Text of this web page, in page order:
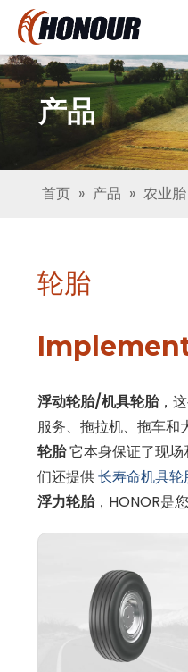
产品
首页 » 产品 » 农业胎
轮胎
浮动轮胎/机具轮胎，
服务、拖拉机、拖车
轮胎它本身保证了现场
们还提供长寿命机具轮
浮力轮胎，HONOR是